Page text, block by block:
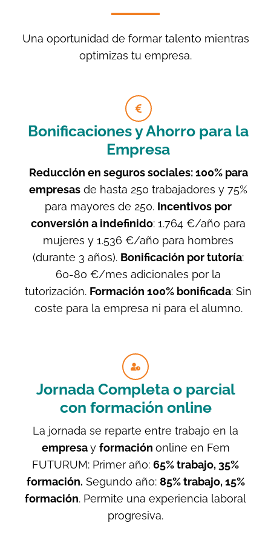
Una oportunidad de formar talento mientras
optimizas tu empresa.
Bonificaciones y Ahorro para la
Empresa
Reducción en seguros sociales: 100% para
empresas de hasta 250 trabajadores y 75%
para mayores de 250. Incentivos por
conversión a indefinido: 1.764 €/año para
mujeres y 1.536 €/año para hombres
(durante 3 años). Bonificación por tutoría:
60-80 €/mes adicionales por la
tutorización. Formación 100% bonificada: Sin
coste para la empresa ni para el alumno.
Jornada Completa o parcial
con formación online
La jornada se reparte entre trabajo en la
empresay formación online en Fem
FUTURUM: Primer año: 65% trabajo, 35%
formación. Segundo año: 85% trabajo, 15%
formación. Permite una experiencia laboral
progresiva.